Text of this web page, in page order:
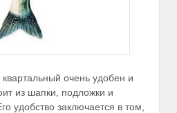
очень удобен и
из шапки, подложки и
удобство заключается в том,